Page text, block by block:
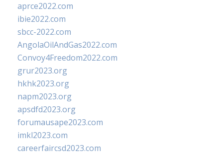
aprce2022.com
ibie2022.com
sbcc-2022.com
AngolaOilAndGas2022.com
Convoy4Freedom2022.com
grur2023.org
hkhk2023.org
napm2023.org
apsdfd2023.org
forumausape2023.com
imkl2023.com
careerfaircsd2023.com